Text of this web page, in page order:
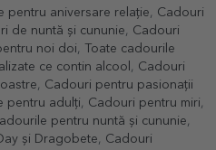
pentru aniversare relație, Cadouri
de nuntă și cununie, Cadouri
noi doi,
Toate cadourile
ce contin alcool , Cadouri
, Cadouri pentru pasionații
pentru adulți, Cadouri pentru miri,
pentru nuntă și cununie,
și Dragobete, Cadouri